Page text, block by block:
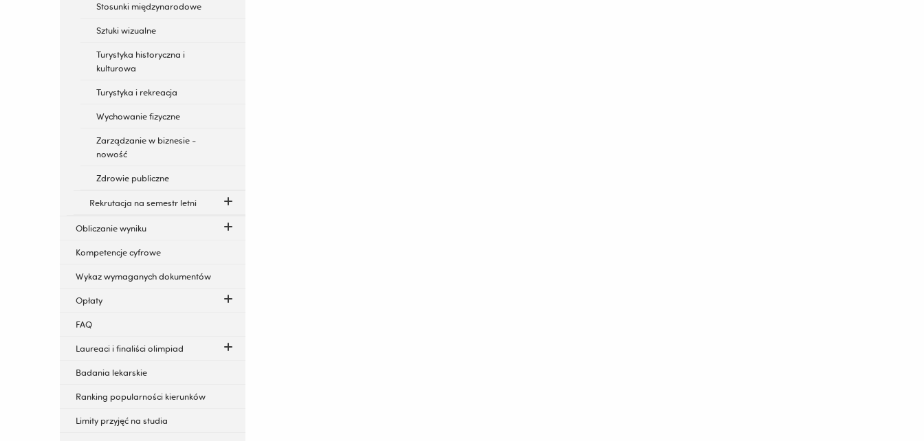
Stosunki międzynarodowe
Sztuki wizualne
Turystyka historyczna i
kulturowa
Turystyka i rekreacja
Wychowanie fizyczne
Zarządzanie w biznesie -
nowość
Zdrowie publiczne
Rekrutacja na semestr letni
Obliczanie wyniku
Kompetencje cyfrowe
Wykaz wymaganych dokumentów
Opłaty
FAQ
Laureaci i finaliści olimpiad
Badania lekarskie
Ranking popularności kierunków
Limity przyjęć na studia